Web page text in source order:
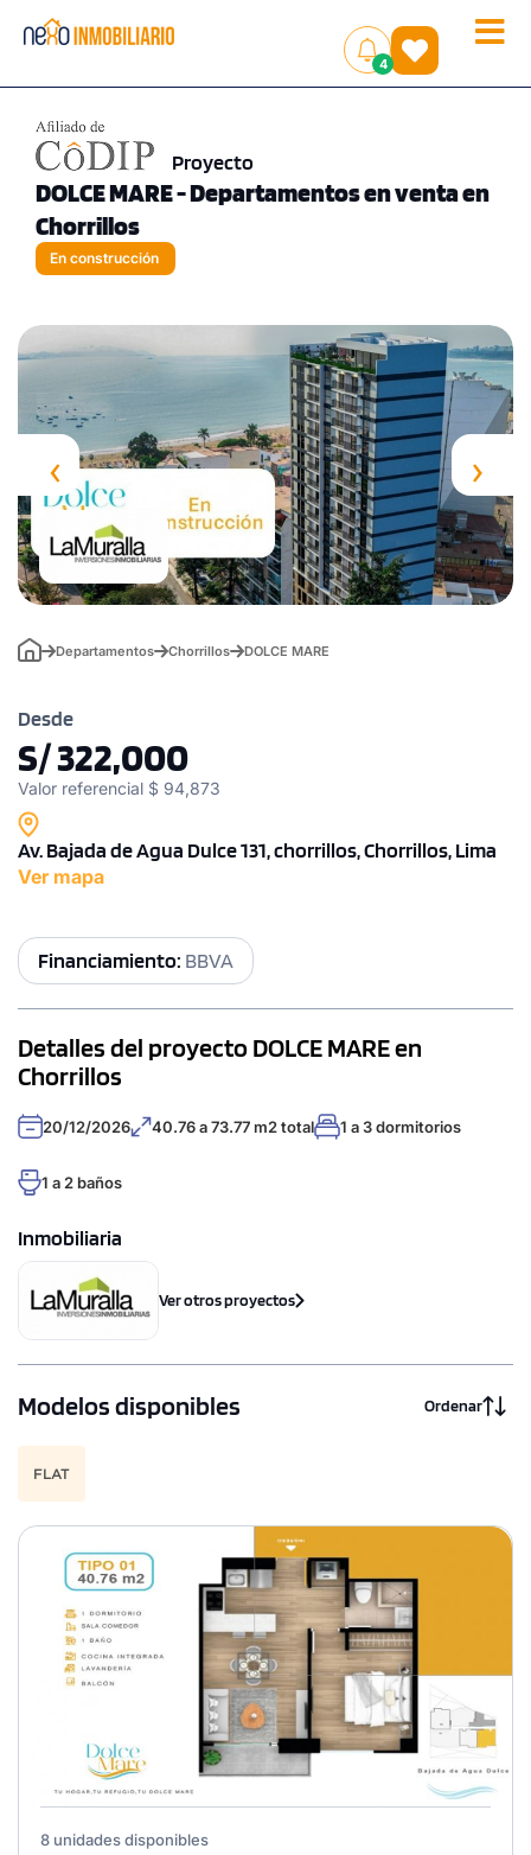
Toggle
4
()
Proyecto
DOLCE MARE - Departamentos en venta en
Chorrillos
En construcción
‹ ›
Departamentos Chorrillos DOLCE MARE
Desde
S/ 322,000
Valor referencial $ 94,873
Av. Bajada de Agua Dulce 131, chorrillos, Chorrillos, Lima
Ver mapa
Financiamiento: BBVA
Detalles del proyecto DOLCE MARE en
Chorrillos
20/12/2026 40.76 a 73.77 m2 total 1 a 3 dormitorios
1 a 2 baños
Inmobiliaria
Ver otros proyectos
Modelos disponibles Ordenar
FLAT
8 unidades disponibles